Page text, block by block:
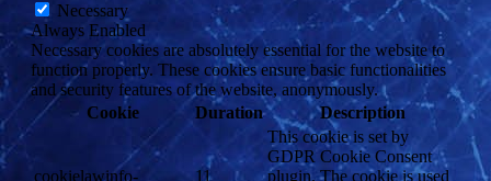
Necessary
Always Enabled
Necessary cookies are absolutely essential for the website to
function properly. These cookies ensure basic functionalities
and security features of the website, anonymously.
Cookie
Duration Description
cookielawinfo-
11
This cookie is set by
GDPR Cookie Consent
plugin. The cookie is used